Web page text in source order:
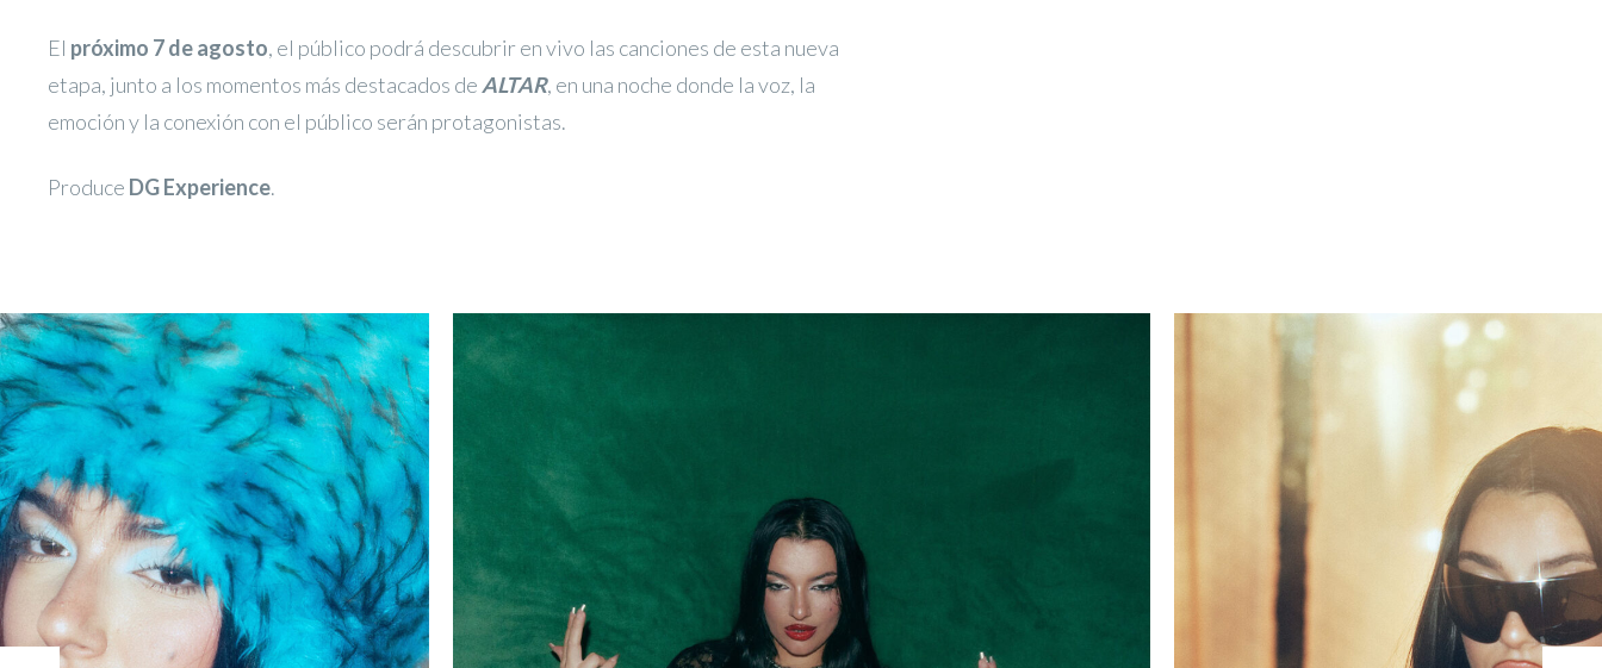
El próximo 7 de agosto, el público podrá descubrir en vivo las canciones de esta nueva
etapa, junto a los momentos más destacados de ALTAR, en una noche donde la voz, la
emoción y la conexión con el público serán protagonistas.
Produce DG Experience.